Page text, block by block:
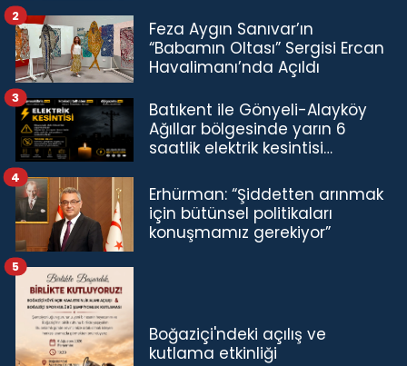
Feza Aygın Sanıvar’ın
“Babamın Oltası” Sergisi Ercan
Havalimanı’nda Açıldı
2
Batıkent ile Gönyeli-Alayköy
Ağıllar bölgesinde yarın 6
saatlik elektrik kesintisi…
3
Erhürman: “Şiddetten arınmak
için bütünsel politikaları
konuşmamız gerekiyor”
4
Boğaziçi'ndeki açılış ve
kutlama etkinliği
5